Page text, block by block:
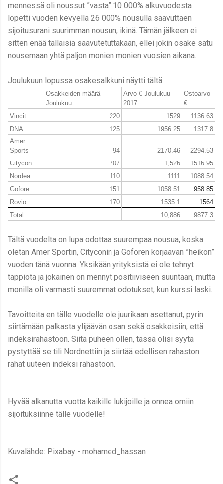
mennessä oli noussut ”vasta” 10 000% alkuvuodesta
lopetti vuoden kevyellä 26 000% nousulla saavuttaen
sijoitusurani suurimman nousun, ikinä. Tämän jälkeen ei
sitten enää tällaisia saavutetuttakaan, ellei jokin osake satu
nousemaan yhtä paljon monien monien vuosien aikana.
Joulukuun lopussa osakesalkkuni näytti tältä:
Osakkeiden määrä
Joulukuu
Arvo € Joulukuu
2017
Ostoarvo
€
Vincit
220 1529
1136.63
DNA
125 1956.25
1317.8
Amer
Sports
94 2170.46
2294.53
Citycon
707 1,526
1516.95
Nordea
110 1111
1088.54
Gofore
151 1058.51
958.85
Rovio
170 1535.1
1564
Total
10,886 9877.3
Tältä vuodelta on lupa odottaa suurempaa nousua, koska
oletan Amer Sportin, Cityconin ja Goforen korjaavan ”heikon”
vuoden tänä vuonna. Yksikään yrityksistä ei ole tehnyt
tappiota ja jokainen on mennyt positiiviseen suuntaan, mutta
monilla oli varmasti suuremmat odotukset, kun kurssi laski.
Tavoitteita en tälle vuodelle ole juurikaan asettanut, pyrin
siirtämään palkasta ylijäävän osan sekä osakkeisiin, että
indeksirahastoon. Siitä puheen ollen, tässä olisi syytä
pystyttää se tili Nordnettiin ja siirtää edellisen rahaston
rahat uuteen indeksi rahastoon.
Hyvää alkanutta vuotta kaikille lukijoille ja onnea omiin
sijoituksiinne tälle vuodelle!
Kuvalähde: Pixabay - mohamed_hassan